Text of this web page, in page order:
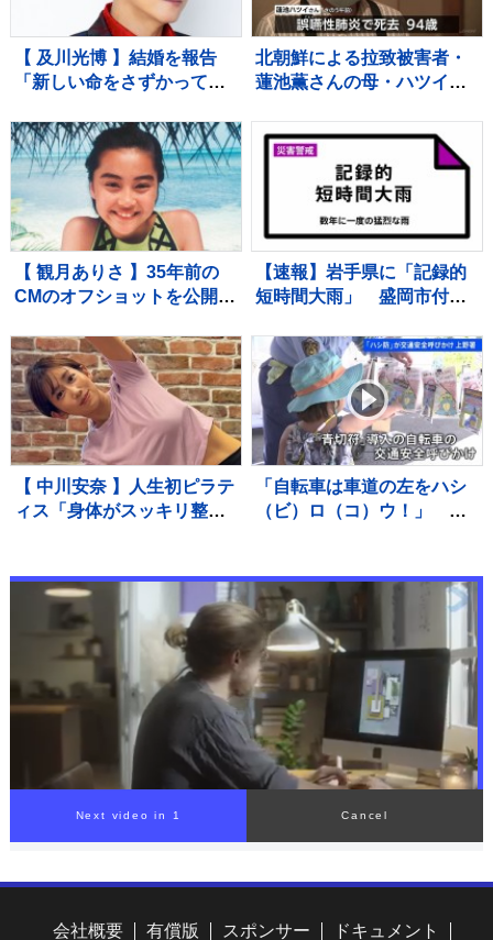
【 及川光博 】結婚を報告
「新しい命をさずかってお
方 〝今後も俳優としてミ
ッチーとして精進〟【 コメ
ント全文 】
北朝鮮による拉致被害者・
蓮池薫さんの母・ハツイさ
拉致問題に 最後まで苛立ち
も…
【 観月ありさ 】35年前の
CMのオフショットを公開
「まさに伝説の少女」思い
出続々 歌手デビュー35周
年を記念
【速報】岩手県に「記録的
短時間大雨」 盛岡市付近
な雨 災害警戒 8日16:32時
点
【 中川安奈 】人生初ピラテ
ィス「身体がスッキリ整っ
も綺麗」「美しすぎます」
「自転車は車道の左をハシ
（ビ）ロ（コ）ウ！」 警
園で交通安全キャンペーン
Next video in 1 Cancel
会社概要 有償版 スポンサー ドキュメント